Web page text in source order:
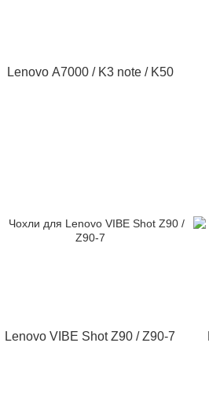
Lenovo A7000 / K3 note / K50
Lenovo VIBE Shot Z90 / Z90-7